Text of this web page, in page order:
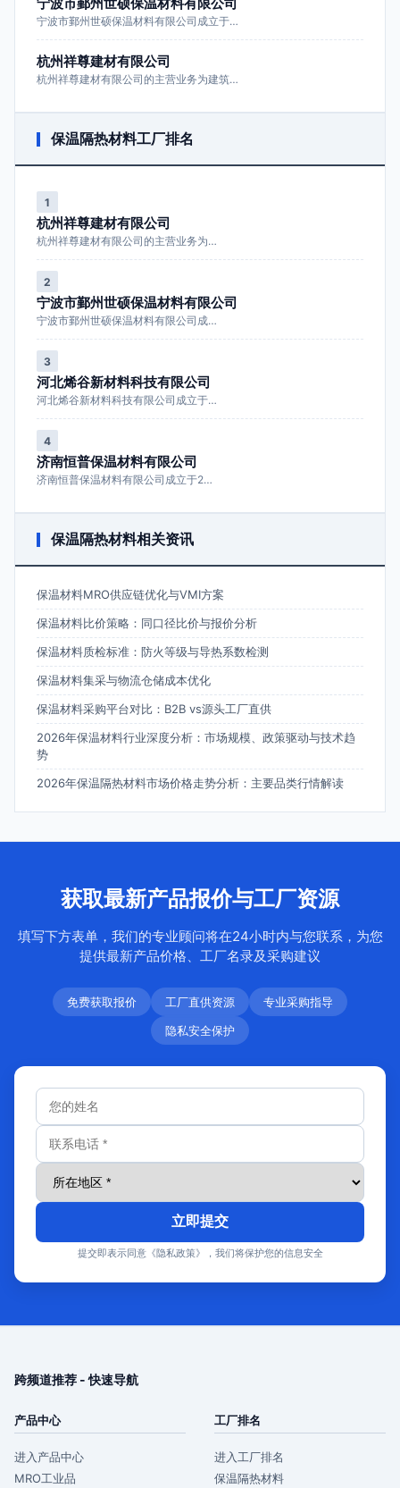
宁波市鄞州世硕保温材料有限公司成立于…
杭州祥尊建材有限公司
杭州祥尊建材有限公司的主营业务为建筑…
保温隔热材料工厂排名
1
杭州祥尊建材有限公司
杭州祥尊建材有限公司的主营业务为…
2
宁波市鄞州世硕保温材料有限公司
宁波市鄞州世硕保温材料有限公司成…
3
河北烯谷新材料科技有限公司
河北烯谷新材料科技有限公司成立于…
4
济南恒普保温材料有限公司
济南恒普保温材料有限公司成立于2…
保温隔热材料相关资讯
保温材料MRO供应链优化与VMI方案
保温材料比价策略：同口径比价与报价分析
保温材料质检标准：防火等级与导热系数检测
保温材料集采与物流仓储成本优化
保温材料采购平台对比：B2B vs源头工厂直供
2026年保温材料行业深度分析：市场规模、政策驱动与技术趋
势
2026年保温隔热材料市场价格走势分析：主要品类行情解读
获取最新产品报价与工厂资源
填写下方表单，我们的专业顾问将在24小时内与您联系，为您
提供最新产品价格、工厂名录及采购建议
免费获取报价 工厂直供资源
专业采购指导
隐私安全保护
立即提交
提交即表示同意《隐私政策》，我们将保护您的信息安全
跨频道推荐 - 快速导航
产品中心
进入产品中心
MRO工业品
工厂排名
进入工厂排名
保温隔热材料